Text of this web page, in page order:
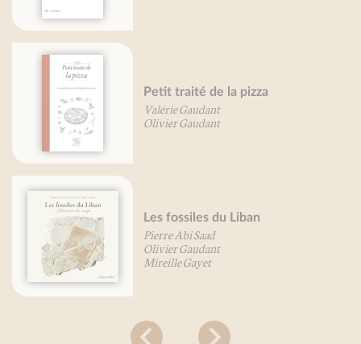
Petit traité de la pizza
Valérie Gaudant
Olivier Gaudant
Les fossiles du Liban
Pierre Abi Saad
Olivier Gaudant
Mireille Gayet